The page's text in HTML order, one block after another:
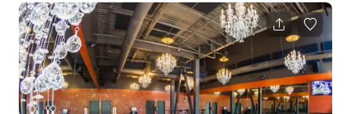
Szenen in Kickboxen, Boxen, MMA oder Jiu-Jitsu, eignet sich
der Raum auch hervorragend als Probenraum, Workshop-Ort
oder Fitness-Shooting. Sauberes, offenes Layout mit viel
natürlichem Licht und einer rauen, aber gepflegten Ästhetik
macht ihn aus jedem Winkel kamerareif. Ob Sie eine K